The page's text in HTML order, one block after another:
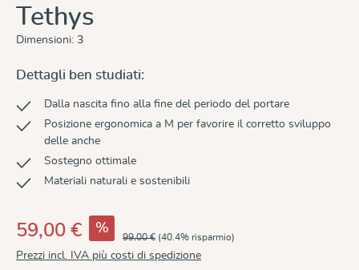
Tethys
Dimensioni: 3
Dettagli ben studiati:
Dalla nascita fino alla fine del periodo del portare
Posizione ergonomica a M per favorire il corretto sviluppo
delle anche
Sostegno ottimale
Materiali naturali e sostenibili
59,00 € %
99,00 € (40.4% risparmio)
Prezzi incl. IVA più costi di spedizione